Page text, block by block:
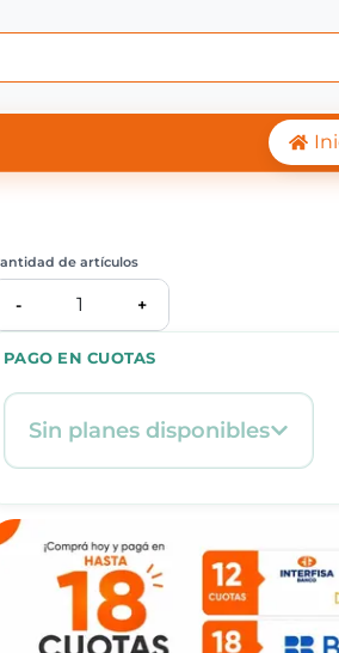
PAGO EN CUOTAS
Sin planes disponibles
de artículos
- 1 +